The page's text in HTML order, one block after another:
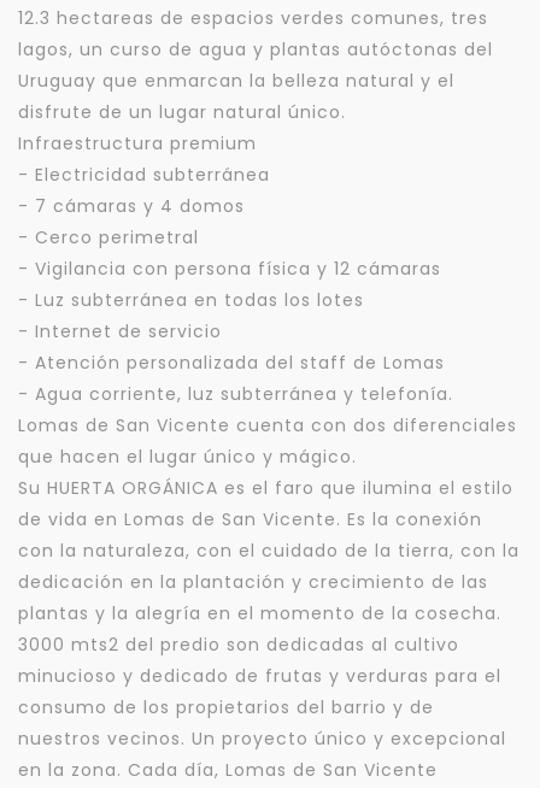
12.3 hectareas de espacios verdes comunes, tres
lagos, un curso de agua y plantas autóctonas del
Uruguay que enmarcan la belleza natural y el
disfrute de un lugar natural único.
Infraestructura premium
- Electricidad subterránea
- 7 cámaras y 4 domos
- Cerco perimetral
- Vigilancia con persona física y 12 cámaras
- Luz subterránea en todas los lotes
- Internet de servicio
- Atención personalizada del staff de Lomas
- Agua corriente, luz subterránea y telefonía.
Lomas de San Vicente cuenta con dos diferenciales
que hacen el lugar único y mágico.
Su HUERTA ORGÁNICA es el faro que ilumina el estilo
de vida en Lomas de San Vicente. Es la conexión
con la naturaleza, con el cuidado de la tierra, con la
dedicación en la plantación y crecimiento de las
plantas y la alegría en el momento de la cosecha.
3000 mts2 del predio son dedicadas al cultivo
minucioso y dedicado de frutas y verduras para el
consumo de los propietarios del barrio y de
nuestros vecinos. Un proyecto único y excepcional
en la zona. Cada día, Lomas de San Vicente